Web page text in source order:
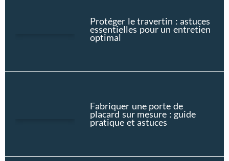
Protéger le travertin : astuces
essentielles pour un entretien
optimal
Fabriquer une porte de
placard sur mesure : guide
pratique et astuces